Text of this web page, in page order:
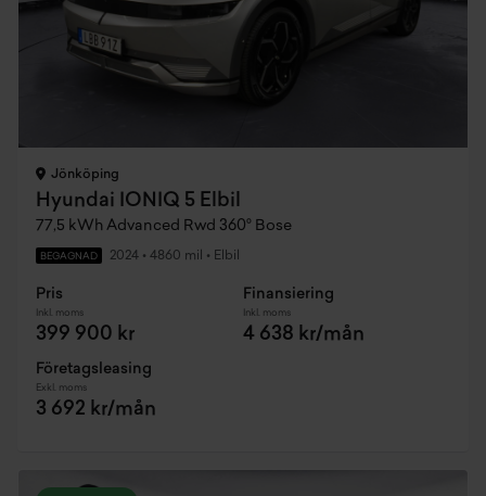
Jönköping
Hyundai IONIQ 5 Elbil
77,5 kWh Advanced Rwd 360° Bose
BEGAGNAD 2024 • 4860 mil • Elbil
Pris
Inkl. moms
399 900 kr
Finansiering
Inkl. moms
4 638 kr/mån
Företagsleasing
Exkl. moms
3 692 kr/mån